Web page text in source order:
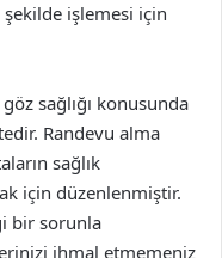
işlemesi için
sağlığı konusunda
Randevu alma
sağlık
için düzenlenmiştir.
bir sorunla
ihmal etmemeniz